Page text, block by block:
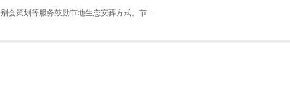
会策划等服务鼓励节地生态安葬方式。节...